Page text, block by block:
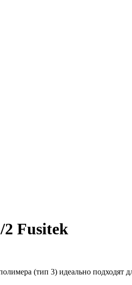
Fusitek
(тип 3) идеально подходят